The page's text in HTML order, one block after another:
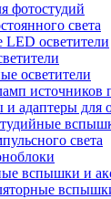
фотостудий
света
осветители
осветители
источников
адаптеры для
света
вспышки и